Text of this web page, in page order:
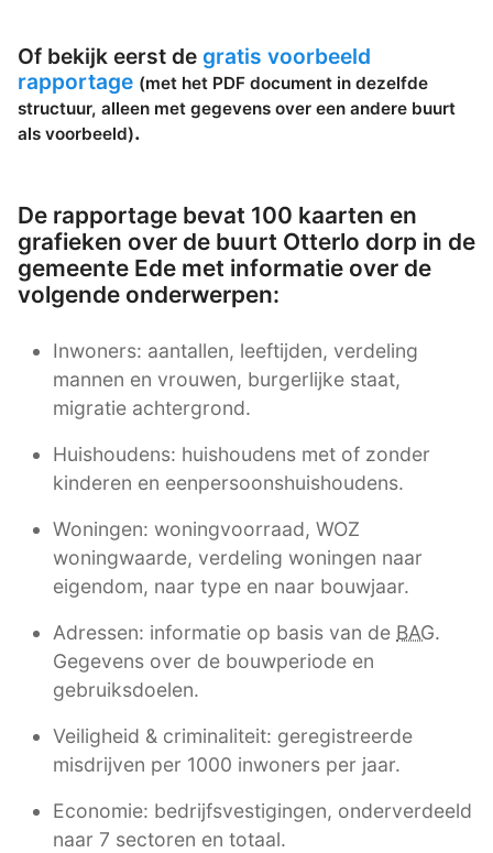
Of bekijk eerst de gratis voorbeeld
rapportage (met het PDF document in dezelfde
structuur, alleen met gegevens over een andere buurt
als voorbeeld).
De rapportage bevat 100 kaarten en
grafieken over de buurt Otterlo dorp in de
gemeente Ede met informatie over de
volgende onderwerpen:
Inwoners: aantallen, leeftijden, verdeling
mannen en vrouwen, burgerlijke staat,
migratie achtergrond.
Huishoudens: huishoudens met of zonder
kinderen en eenpersoonshuishoudens.
Woningen: woningvoorraad, WOZ
woningwaarde, verdeling woningen naar
eigendom, naar type en naar bouwjaar.
Adressen: informatie op basis van de BAG.
Gegevens over de bouwperiode en
gebruiksdoelen.
Veiligheid & criminaliteit: geregistreerde
misdrijven per 1000 inwoners per jaar.
Economie: bedrijfsvestigingen, onderverdeeld
naar 7 sectoren en totaal.